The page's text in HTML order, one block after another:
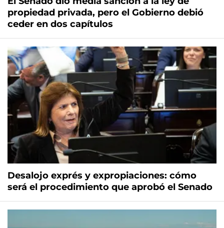
propiedad privada, pero el Gobierno debió
ceder en dos capítulos
Desalojo exprés y expropiaciones: cómo
será el procedimiento que aprobó el Senado